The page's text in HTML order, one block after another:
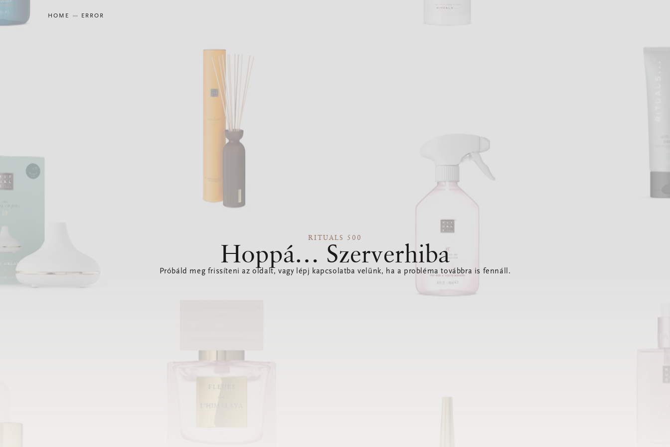
HOME ERROR
RITUALS 500
Hoppá… Szerverhiba
Próbáld meg frissíteni az oldalt, vagy lépj kapcsolatba velünk, ha a probléma továbbra is fennáll.